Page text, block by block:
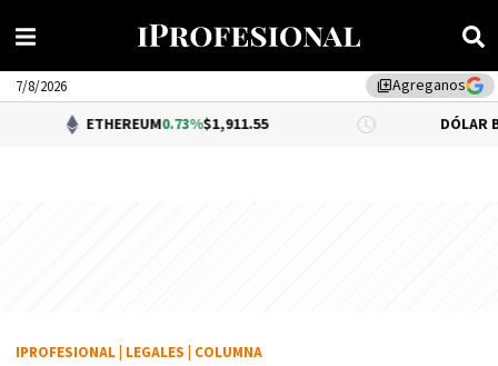
library_addAgreganos
7/8/2026
ETHEREUM0.73%$1,911.55 DÓLAR BNA
IPROFESIONAL LEGALES COLUMNA